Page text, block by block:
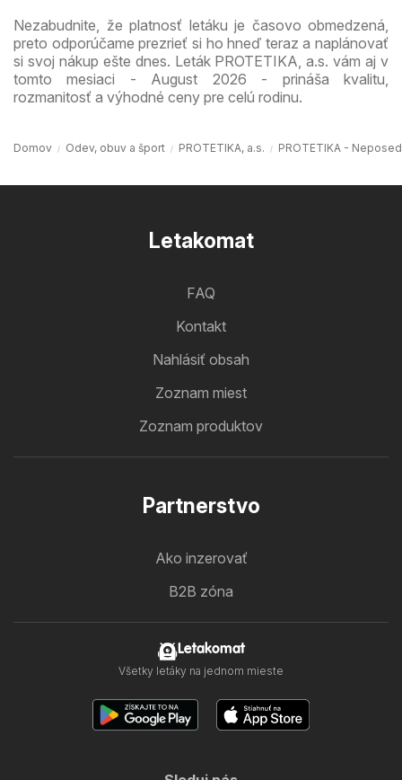
Nezabudnite, že platnosť letáku je časovo obmedzená,
preto odporúčame prezrieť si ho hneď teraz a naplánovať
si svoj nákup ešte dnes. Leták PROTETIKA, a.s. vám aj v
tomto mesiaci - August 2026 - prináša kvalitu,
rozmanitosť a výhodné ceny pre celú rodinu.
Domov Odev, obuv a šport PROTETIKA, a.s. PROTETIKA -
Letakomat
FAQ
Kontakt
Nahlásiť obsah
Zoznam miest
Zoznam produktov
Partnerstvo
Ako inzerovať
B2B zóna
Letakomat
Všetky letáky na jednom mieste